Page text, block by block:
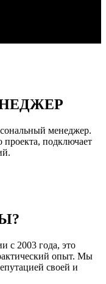
менеджер.
проекта, подключает
с 2003 года, это
опыт. Мы
своей и